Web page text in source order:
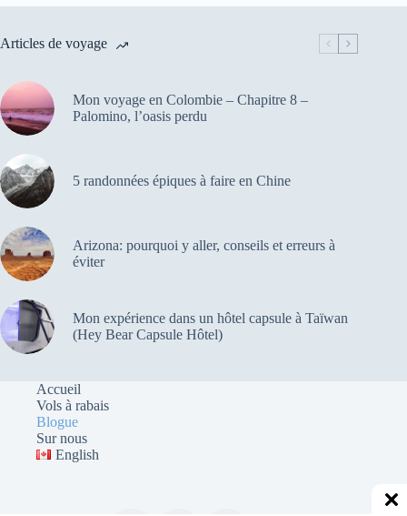
Articles de voyage
Mon voyage en Colombie – Chapitre 8 –
Palomino, l’oasis perdu
5 randonnées épiques à faire en Chine
Arizona: pourquoi y aller, conseils et erreurs à
éviter
Mon expérience dans un hôtel capsule à Taïwan
(Hey Bear Capsule Hôtel)
Accueil
Vols à rabais
Blogue
Sur nous
English